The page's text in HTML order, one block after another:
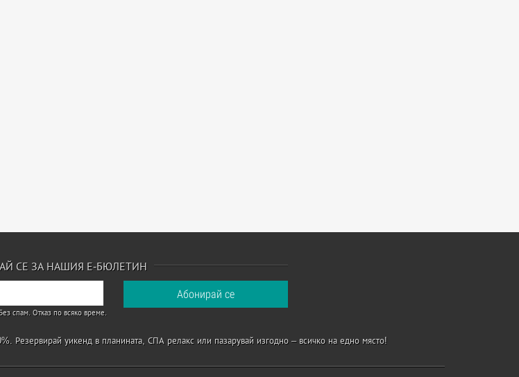
СЕ ЗА НАШИЯ Е-БЮЛЕТИН
Без спам. Отказ по всяко време.
Резервирай уикенд в планината, СПА релакс или пазарувай изгодно – всичко на едно място!